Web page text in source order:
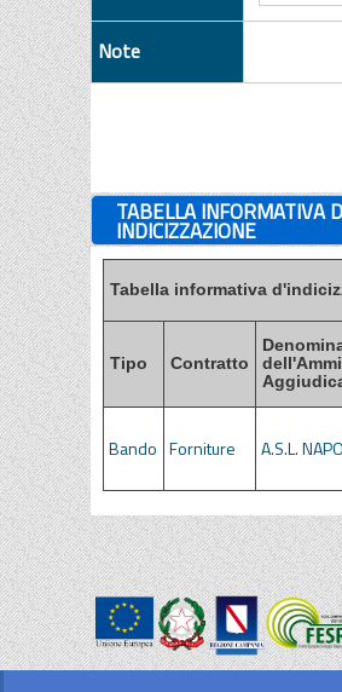
Note
TABELLA INFORMATIVA
INDICIZZAZIONE
Tabella informativa
Tipo Contratto
Bando Forniture A.S.L.